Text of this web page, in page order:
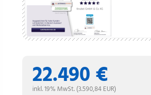
22.490 €
inkl. 19% MwSt. (3.590,84 EUR)